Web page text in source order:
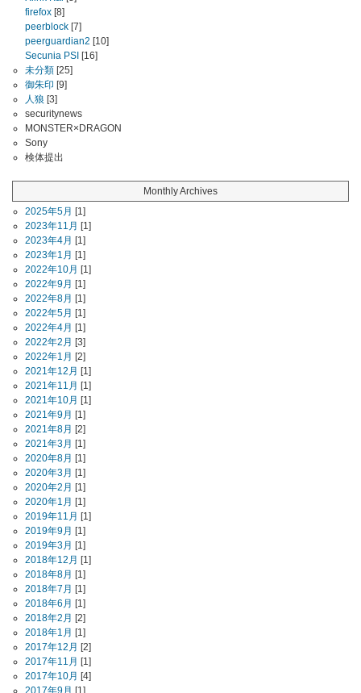
firefox [8]
peerblock [7]
peerguardian2 [10]
Secunia PSI [16]
未分類 [25]
御朱印 [9]
人狼 [3]
securitynews
MONSTER×DRAGON
Sony
検体提出
Monthly Archives
2025年5月 [1]
2023年11月 [1]
2023年4月 [1]
2023年1月 [1]
2022年10月 [1]
2022年9月 [1]
2022年8月 [1]
2022年5月 [1]
2022年4月 [1]
2022年2月 [3]
2022年1月 [2]
2021年12月 [1]
2021年11月 [1]
2021年10月 [1]
2021年9月 [1]
2021年8月 [2]
2021年3月 [1]
2020年8月 [1]
2020年3月 [1]
2020年2月 [1]
2020年1月 [1]
2019年11月 [1]
2019年9月 [1]
2019年3月 [1]
2018年12月 [1]
2018年8月 [1]
2018年7月 [1]
2018年6月 [1]
2018年2月 [2]
2018年1月 [1]
2017年12月 [2]
2017年11月 [1]
2017年10月 [4]
2017年9月 [1]